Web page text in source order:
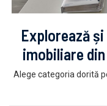
Explorează
imobiliare
Alege categoria dorită